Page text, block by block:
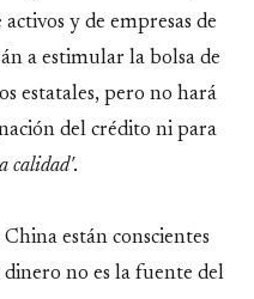
y de empresas de
a estimular la bolsa de
estatales, pero no hará
del crédito ni para
calidad'.
están conscientes
dinero no es la fuente del